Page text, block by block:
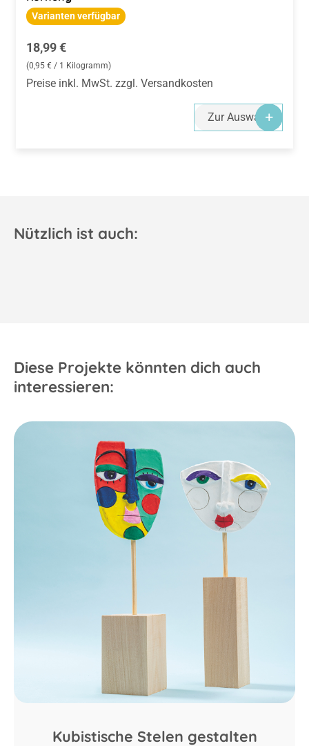
Varianten verfügbar
Regulärer Preis:
18,99 €
(0,95 € / 1 Kilogramm)
Preise inkl. MwSt. zzgl. Versandkosten
Zur Auswahl
Nützlich ist auch:
Diese Projekte könnten dich auch
interessieren:
Kubistische Stelen gestalten